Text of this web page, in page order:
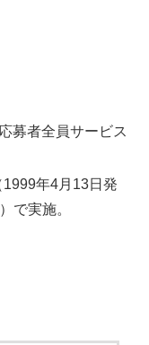
募者全員サービス
年4月13日発
で実施。